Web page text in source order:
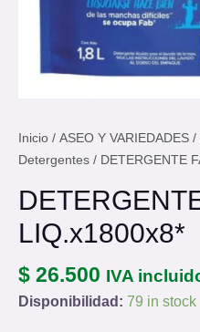
Inicio / ASEO Y VARIEDADES /
Detergentes / DETERGENTE
LIQ.x1800x8*
$ 26.500 IVA
Disponibilidad: 79 in stock